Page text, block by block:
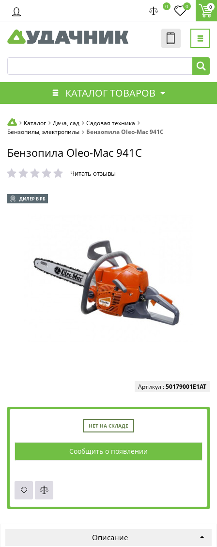
0 0 0
КАТАЛОГ ТОВАРОВ
Каталог Дача, сад
Садовая техника
Бензопилы, электропилы
Бензопила Oleo-Mac 941C
Бензопила Oleo-Mac 941C
Читать отзывы
ДИЛЕР В РБ
Артикул :50179001E1AT
НЕТ НА СКЛАДЕ
Сообщить о появлении
Описание